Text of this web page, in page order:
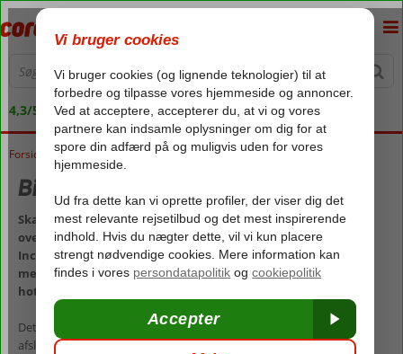
4,3/5 på Trustpilot
Forside Rejser
Billige rejser med All Inclusive
Skal ferien være nem og bekvem, og vil du have fuld kontrol
over feriebudgettet? Så skal du vælge en rejse med All
Inclusive. Få det fulde overblik over, hvad de vil sige at rejse
med All Inclusive, og se vores store udvalg af All Inclusive-
hoteller.
Det er nemt at sætte lighedstegn mellem All Inclusive og ultimativ
afslapning, og det er blot en af de mange grunde til, at All Inclusive-